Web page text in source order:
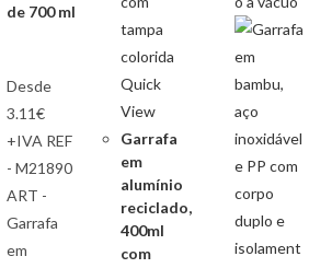
de 700 ml
Desde
3.11€
+IVA REF
- M21890
ART -
Garrafa
em
Quick
View
Garrafa
em
alumínio
reciclado,
400ml
com